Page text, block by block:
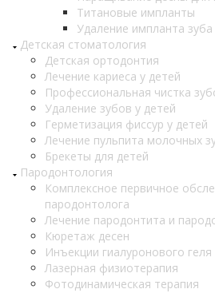
Титановые импланты
Удаление импланта зуба
Детская стоматология
Детская ортодонтия
Лечение кариеса у детей
Профессиональная чистка
Удаление зубов у детей
Герметизация фиссур у детей
Лечение пульпита молочных
Брекеты для детей
Пародонтология
Комплексное первичное
пародонтолога
Лечение пародонтита и
Кюретаж десен
Инъекции гиалуронового геля
Лазерная физиотерапия
Фотодинамическая терапия